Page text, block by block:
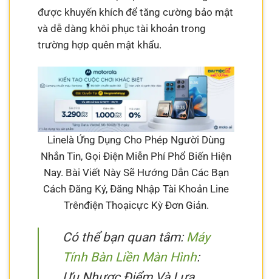
được khuyến khích để tăng cường bảo mật
và dễ dàng khôi phục tài khoản trong
trường hợp quên mật khẩu.
Linelà Ứng Dụng Cho Phép Người Dùng
Nhắn Tin, Gọi Điện Miễn Phí Phổ Biến Hiện
Nay. Bài Viết Này Sẽ Hướng Dẫn Các Bạn
Cách Đăng Ký, Đăng Nhập Tài Khoản Line
Trênđiện Thoạicực Kỳ Đơn Giản.
Có thể bạn quan tâm:Máy
Tính Bàn Liền Màn Hình: